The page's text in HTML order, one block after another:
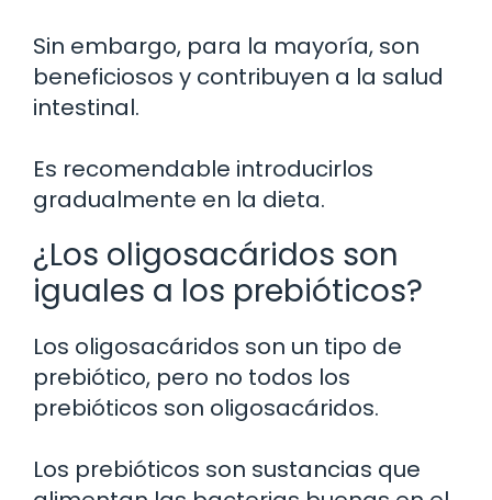
Sin embargo, para la mayoría, son
beneficiosos y contribuyen a la salud
intestinal.
Es recomendable introducirlos
gradualmente en la dieta.
¿Los oligosacáridos son
iguales a los prebióticos?
Los oligosacáridos son un tipo de
prebiótico, pero no todos los
prebióticos son oligosacáridos.
Los prebióticos son sustancias que